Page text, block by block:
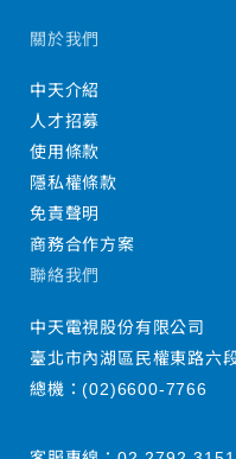
關於我們
中天介紹
人才招募
使用條款
隱私權條款
免責聲明
商務合作方案
聯絡我們
中天電視股份有限公司
臺北市內湖區民權東路六
總機：(02)6600-7766